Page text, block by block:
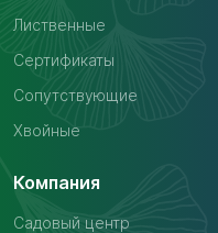
Лиственные
Сертификаты
Сопутствующие
Хвойные
Компания
Садовый центр